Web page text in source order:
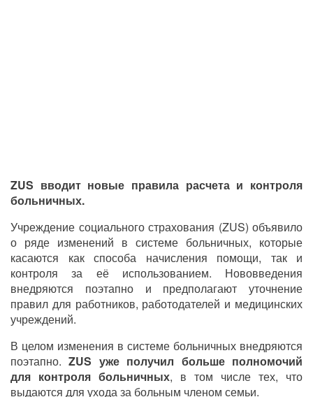
ZUS вводит новые правила расчета и контроля
больничных.
Учреждение социального страхования (ZUS) объявило
о ряде изменений в системе больничных, которые
касаются как способа начисления помощи, так и
контроля за её использованием. Нововведения
внедряются поэтапно и предполагают уточнение
правил для работников, работодателей и медицинских
учреждений.
В целом изменения в системе больничных внедряются
поэтапно.ZUS уже получил больше полномочий
для контроля больничных, в том числе тех, что
выдаются для ухода за больным членом семьи.